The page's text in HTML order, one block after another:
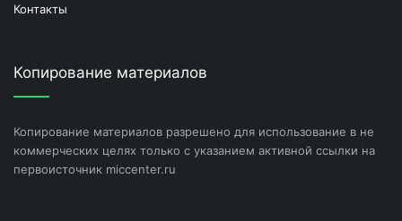
Контакты
Копирование материалов
Копирование материалов разрешено для использование в не
коммерческих целях только с указанием активной ссылки на
первоисточник miccenter.ru